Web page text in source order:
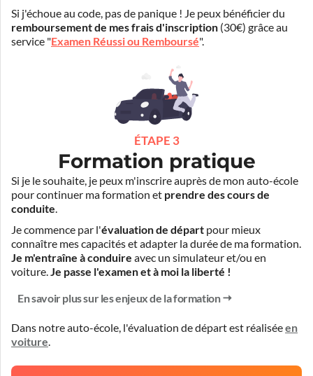
Si j'échoue au code, pas de panique ! Je peux bénéficier du
remboursement de mes frais d'inscription (30€) grâce au
service "Examen Réussi ou Remboursé".
ÉTAPE 3
Formation pratique
Si je le souhaite, je peux m'inscrire auprès de mon auto-école
pour continuer ma formation et prendre des cours de
conduite.
Je commence par l'évaluation de départ pour mieux
connaître mes capacités et adapter la durée de ma formation.
Je m'entraîne à conduire avec un simulateur et/ou en
voiture.Je passe l'examen et à moi la liberté !
En savoir plus sur les enjeux de la formation
Dans notre auto-école, l'évaluation de départ est réaliséeen
voiture.